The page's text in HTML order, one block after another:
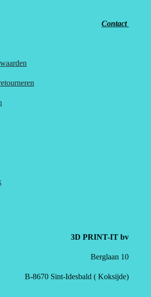
Contact
3D PRINT-IT bv
Berglaan 10
B-8670 Sint-Idesbald ( Koksijde)